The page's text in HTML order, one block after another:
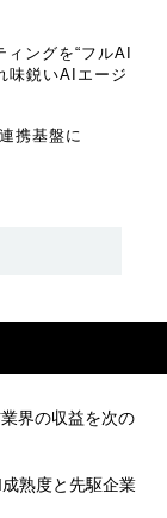
ィングを“フルAI
味鋭いAIエージ
携基盤に
界の収益を次の
熟度と先駆企業